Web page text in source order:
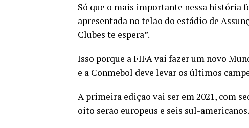
Só que o mais importante nessa história
apresentada no telão do estádio de
Clubes te espera”.
Isso porque a FIFA vai fazer um novo
e a Conmebol deve levar os últimos
A primeira edição vai ser em 2021, com
oito serão europeus e seis sul-americanos.